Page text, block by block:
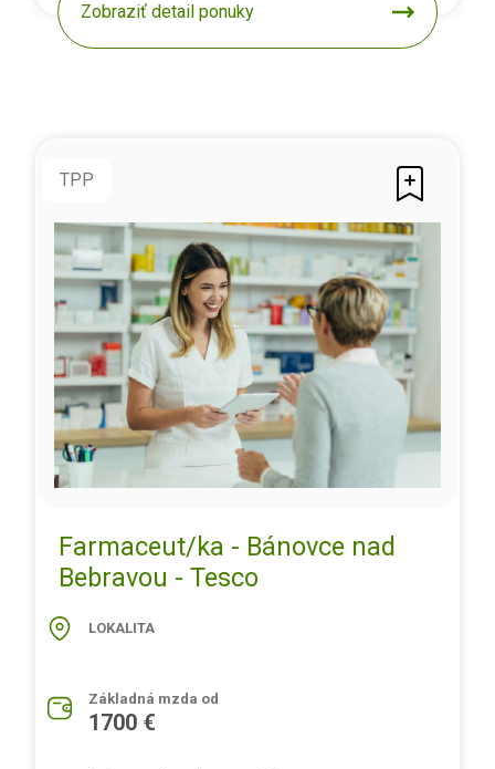
Zobraziť detail ponuky
TPP
Farmaceut/ka - Bánovce nad
Bebravou - Tesco
LOKALITA
Základná mzda od
1700 €